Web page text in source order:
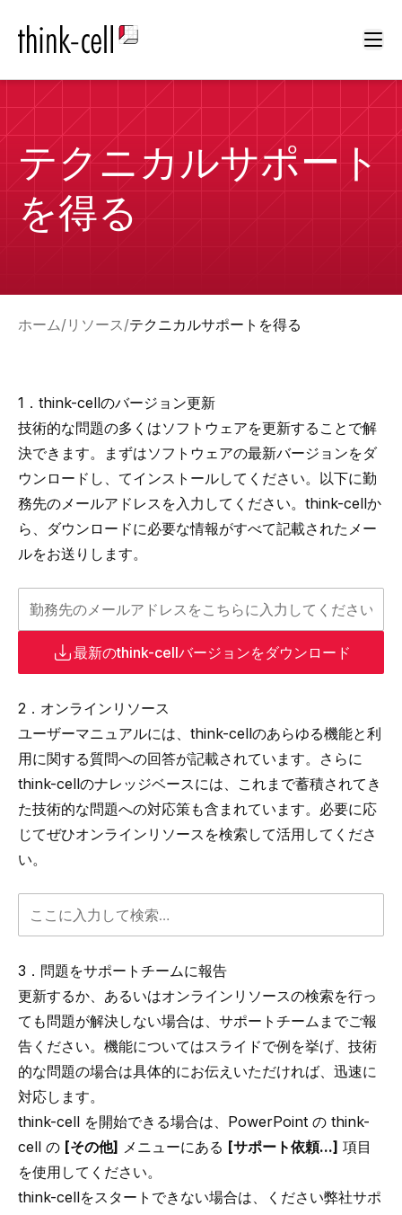
テクニカルサポート
を得る
ホーム リソース テクニカルサポートを得る
1． think-cellのバージョン更新
技術的な問題の多くはソフトウェアを更新することで解
決できます。まずはソフトウェアの最新バージョンをダ
ウンロードし、てインストールしてください。以下に勤
務先のメールアドレスを入力してください。think-cellか
ら、ダウンロードに必要な情報がすべて記載されたメー
ルをお送りします。
最新のthink-cellバージョンをダウンロード
2．オンラインリソース
ユーザーマニュアルには、 think-cellのあらゆる機能と利
用に関する質問への回答が記載されています。さらに
think-cellのナレッジベースには、これまで蓄積されてき
た技術的な問題への対応策も含まれています。必要に応
じてぜひオンラインリソースを検索して活用してくださ
い。
3．問題をサポートチームに報告
更新するか、あるいはオンラインリソースの検索を行っ
ても問題が解決しない場合は、サポートチームまでご報
告ください。機能についてはスライドで例を挙げ、技術
的な問題の場合は具体的にお伝えいただければ、迅速に
対応します。
think-cell を開始できる場合は、PowerPoint の think-
cell の [その他] メニューにある [サポート依頼...] 項目
を使用してください。
think-cellをスタートできない場合は、ください弊社サポ